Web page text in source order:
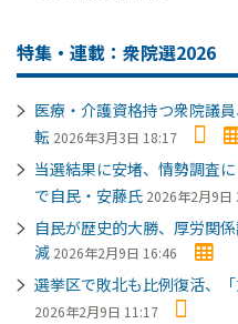
特集・連載：衆院選2026
医療・介護資格持つ衆院
転 2026年3月3日 18:17
当選結果に安堵、情勢調
で自民・安藤氏 2026年2月9日
自民が歴史的大勝、厚労
減 2026年2月9日 16:46
選挙区で敗北も比例復活
2026年2月9日 11:17